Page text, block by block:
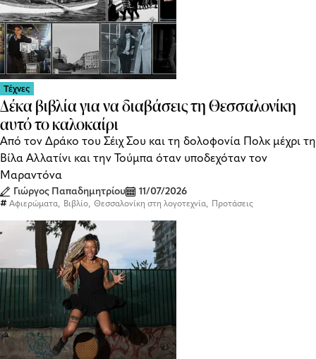
Τέχνες
Δέκα βιβλία για να διαβάσεις τη Θεσσαλονίκη
αυτό το καλοκαίρι
Από τον Δράκο του Σέιχ Σου και τη δολοφονία Πολκ μέχρι τη
Βίλα Αλλατίνι και την Τούμπα όταν υποδεχόταν τον
Μαραντόνα
Γιώργος Παπαδημητρίου 11/07/2026
Αφιερώματα, Βιβλίο, Θεσσαλονίκη στη λογοτεχνία, Προτάσεις